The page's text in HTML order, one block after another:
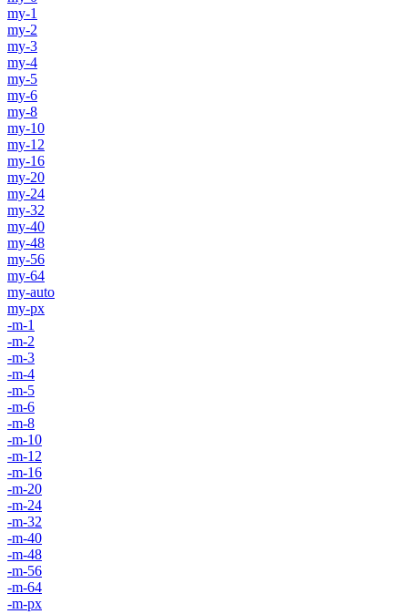
my-1
my-2
my-3
my-4
my-5
my-6
my-8
my-10
my-12
my-16
my-20
my-24
my-32
my-40
my-48
my-56
my-64
my-auto
my-px
-m-1
-m-2
-m-3
-m-4
-m-5
-m-6
-m-8
-m-10
-m-12
-m-16
-m-20
-m-24
-m-32
-m-40
-m-48
-m-56
-m-64
-m-px